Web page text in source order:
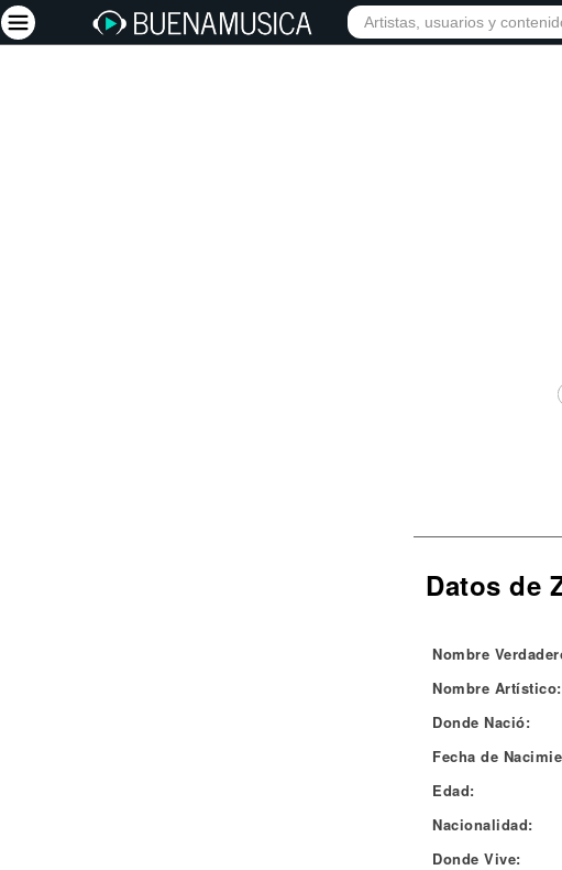
Datos de
Nombre
Nombre Artístico:
Donde Nació:
Fecha de
Edad:
Nacionalidad:
Donde Vive: